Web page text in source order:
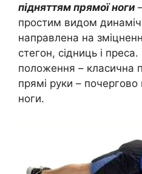
підняттям прямої ноги
простим видом
направлена на
стегон, сідниць і
положення – класична
прямі руки – почергово
ноги.